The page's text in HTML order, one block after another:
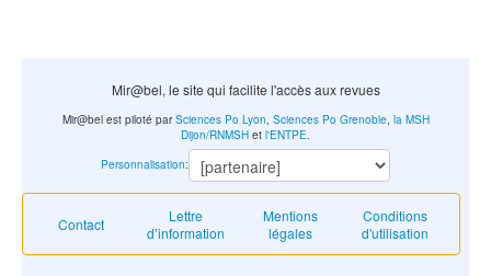
Mir@bel, le site qui facilite l'accès aux revues
Contact
Lettre
d’information
Mentions
légales
Conditions
d'utilisation
Mir@bel est piloté parSciences Po Lyon, Sciences Po Grenoble, la MSH
Dijon/RNMSH et l'ENTPE.
Personnalisation: